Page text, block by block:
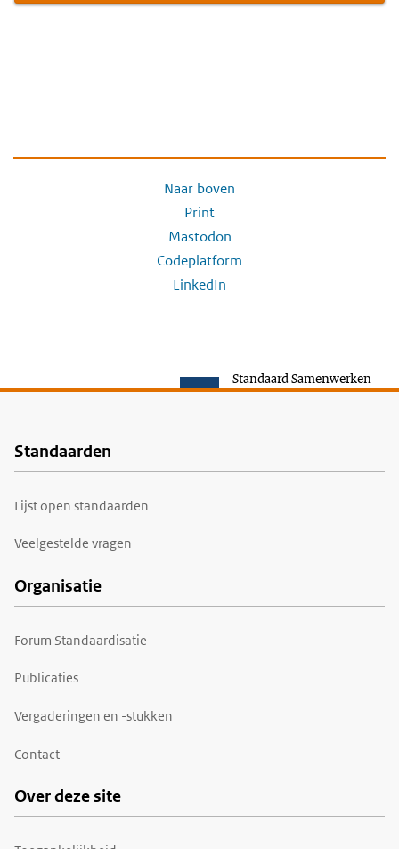
Naar boven
Print
Mastodon
Codeplatform
LinkedIn
Standaard Samenwerken
Voet
Standaarden
Lijst open standaarden
Veelgestelde vragen
Organisatie
Forum Standaardisatie
Publicaties
Vergaderingen en -stukken
Contact
Over deze site